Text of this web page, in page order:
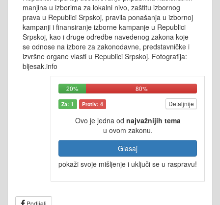
manjina u izborima za lokalni nivo, zaštitu izbornog
prava u Republici Srpskoj, pravila ponašanja u izbornoj
kampanji i finansiranje izborne kampanje u Republici
Srpskoj, kao i druge odredbe navedenog zakona koje
se odnose na izbore za zakonodavne, predstavničke i
izvršne organe vlasti u Republici Srpskoj. Fotografija:
bljesak.info
20% 80%
Za: 1 Protiv: 4 Detaljnije
Ovo je jedna od najvažnijih tema
u ovom zakonu.
Glasaj
pokaži svoje mišljenje i uključi se u raspravu!
Podijeli